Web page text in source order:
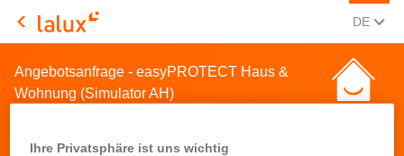
LALUX Assurances
DE
Angebotsanfrage - easyPROTECT Haus &
Wohnung (Simulator AH)
Ihre Privatsphäre ist uns wichtig